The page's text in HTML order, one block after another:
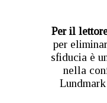
Per il
per
sfiducia è
nella